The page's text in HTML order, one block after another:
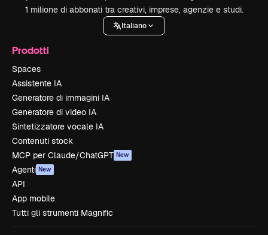
1 milione di abbonati tra creativi, imprese, agenzie e studi.
Italiano
Prodotti
Spaces
Assistente IA
Generatore di immagini IA
Generatore di video IA
Sintetizzatore vocale IA
Contenuti stock
MCP per Claude/ChatGPT New
Agenti New
API
App mobile
Tutti gli strumenti Magnific